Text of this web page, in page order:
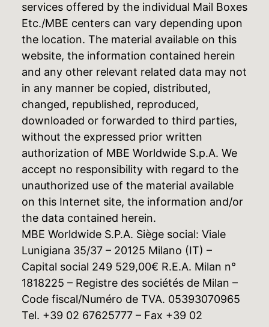
services offered by the individual Mail Boxes
Etc./MBE centers can vary depending upon
the location. The material available on this
website, the information contained herein
and any other relevant related data may not
in any manner be copied, distributed,
changed, republished, reproduced,
downloaded or forwarded to third parties,
without the expressed prior written
authorization of MBE Worldwide S.p.A. We
accept no responsibility with regard to the
unauthorized use of the material available
on this Internet site, the information and/or
the data contained herein.
MBE Worldwide S.P.A. Siège social: Viale
Lunigiana 35/37 – 20125 Milano (IT) –
Capital social 249 529,00€ R.E.A. Milan n°
1818225 – Registre des sociétés de Milan –
Code fiscal/Numéro de TVA. 05393070965
Tel. +39 02 67625777 – Fax +39 02